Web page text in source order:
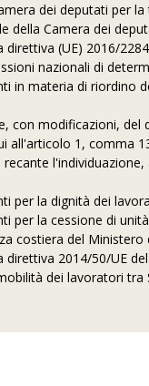
dei deputati per
della Camera dei
direttiva (UE) 2016/
nazionali di
in materia di riordino
con modificazioni,
all'articolo 1, comma
per la dignità dei
per la cessione di
costiera del Ministero
direttiva 2014/50/UE
dei lavoratori tra